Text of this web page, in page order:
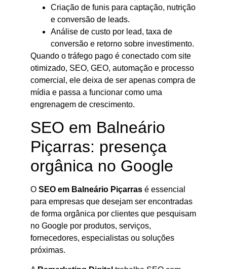
Criação de funis para captação, nutrição
e conversão de leads.
Análise de custo por lead, taxa de
conversão e retorno sobre investimento.
Quando o tráfego pago é conectado com site
otimizado, SEO, GEO, automação e processo
comercial, ele deixa de ser apenas compra de
mídia e passa a funcionar como uma
engrenagem de crescimento.
SEO em Balneário
Piçarras: presença
orgânica no Google
O SEO em Balneário Piçarras é essencial
para empresas que desejam ser encontradas
de forma orgânica por clientes que pesquisam
no Google por produtos, serviços,
fornecedores, especialistas ou soluções
próximas.